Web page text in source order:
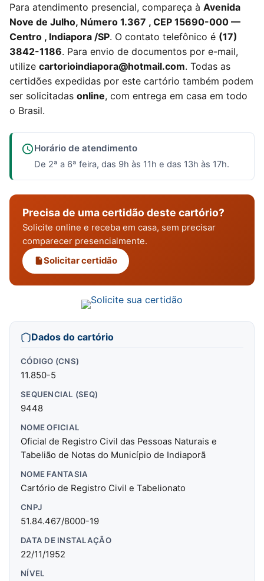
Para atendimento presencial, compareça à Avenida
Nove de Julho, Número 1.367 , CEP 15690-000 —
Centro , Indiapora /SP. O contato telefônico é (17)
3842-1186. Para envio de documentos por e-mail,
utilize cartorioindiapora@hotmail.com. Todas as
certidões expedidas por este cartório também podem
ser solicitadas online, com entrega em casa em todo
o Brasil.
Horário de atendimento
De 2ª a 6ª feira, das 9h às 11h e das 13h às 17h.
Precisa de uma certidão deste cartório?
Solicite online e receba em casa, sem precisar
comparecer presencialmente.
Solicitar certidão
Dados do cartório
CÓDIGO (CNS)
11.850-5
SEQUENCIAL (SEQ)
9448
NOME OFICIAL
Oficial de Registro Civil das Pessoas Naturais e
Tabelião de Notas do Município de Indiaporã
NOME FANTASIA
Cartório de Registro Civil e Tabelionato
CNPJ
51.84.467/8000-19
DATA DE INSTALAÇÃO
22/11/1952
NÍVEL